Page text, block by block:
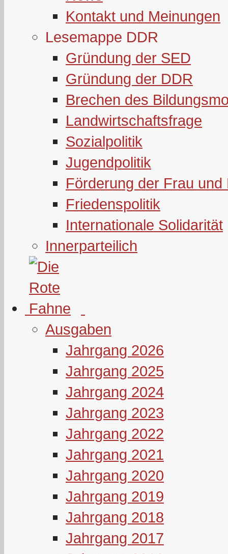
Kontakt und Meinungen
Lesemappe DDR
Gründung der SED
Gründung der DDR
Brechen des
Landwirtschaftsfrage
Sozialpolitik
Jugendpolitik
Förderung der Frau und
Friedenspolitik
Internationale Solidarität
Innerparteilich
Ausgaben
Jahrgang 2026
Jahrgang 2025
Jahrgang 2024
Jahrgang 2023
Jahrgang 2022
Jahrgang 2021
Jahrgang 2020
Jahrgang 2019
Jahrgang 2018
Jahrgang 2017